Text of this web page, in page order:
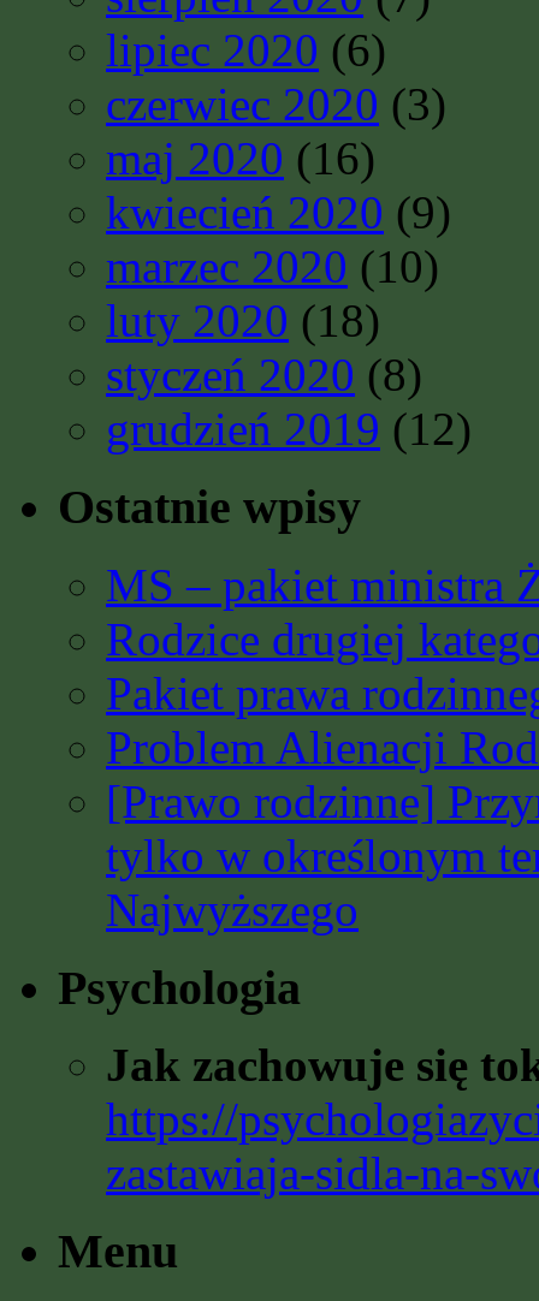
lipiec 2020 (6)
czerwiec 2020 (3)
maj 2020 (16)
kwiecień 2020 (9)
marzec 2020 (10)
luty 2020 (18)
styczeń 2020 (8)
grudzień 2019 (12)
Ostatnie wpisy
MS – pakiet ministra
Rodzice drugiej
Pakiet prawa
Problem Alienacji
[Prawo rodzinne]
tylko w określonym
Najwyższego
Psychologia
Jak zachowuje się
https://
zastawiaja-sidla-na-
Menu